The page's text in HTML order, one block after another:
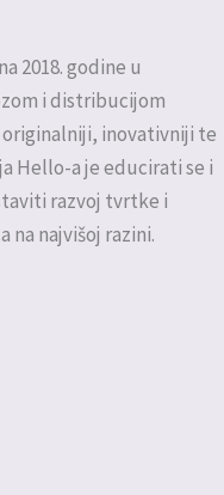
2018. godine u
i distribucijom
originalniji, inovativniji te
Hello-a je educirati se i
razvoj tvrtke i
na najvišoj razini.